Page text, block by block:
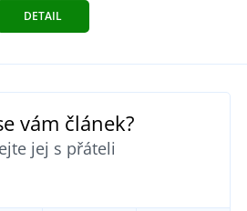
DETAIL
vám článek?
jej s přáteli